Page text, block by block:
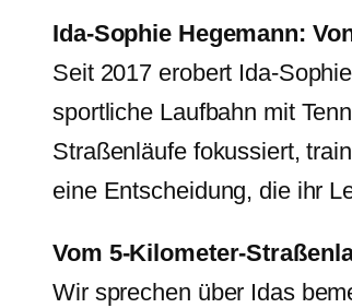
Ida-Sophie Hegemann:
Seit 2017 erobert Ida-
sportliche Laufbahn mit
Straßenläufe fokussiert,
eine Entscheidung, die ihr
Vom 5-Kilometer-
Wir sprechen über Idas